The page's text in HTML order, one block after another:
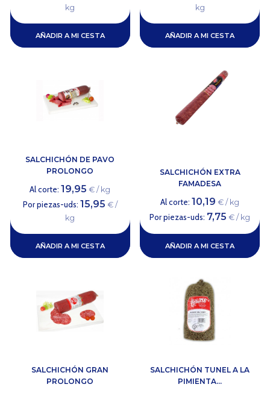
kg
AÑADIR A MI CESTA
kg
AÑADIR A MI CESTA
SALCHICHÓN DE PAVO
PROLONGO
Al corte:19,95 € / kg
Por piezas-uds: 15,95 € /
kg
AÑADIR A MI CESTA
SALCHICHÓN EXTRA
FAMADESA
Al corte:10,19 € / kg
Por piezas-uds: 7,75 € / kg
AÑADIR A MI CESTA
SALCHICHÓN GRAN
PROLONGO
SALCHICHÓN TUNEL A LA
PIMIENTA...